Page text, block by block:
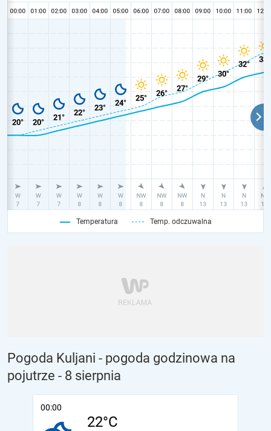
Temperatura Temp. odczuwalna
Pogoda Kuljani - pogoda godzinowa na
pojutrze - 8 sierpnia
00:00
22°C